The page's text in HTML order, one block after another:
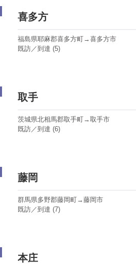
喜多方
福島県耶麻郡喜多方町→喜多方市
既訪／到達 (5)
取手
茨城県北相馬郡取手町→取手市
既訪／到達 (6)
藤岡
群馬県多野郡藤岡町→藤岡市
既訪／到達 (7)
本庄